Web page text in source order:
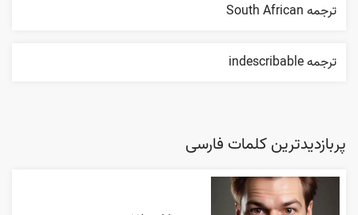
ترجمه South African
ترجمه indescribable
پربازدیدترین کلمات فارسی